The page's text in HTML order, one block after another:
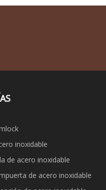
inoxidable
de acero inoxidable
de acero inoxidable